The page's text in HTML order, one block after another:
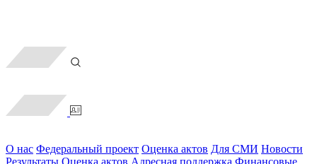
О нас Федеральный проект Оценка актов Для СМИ Новости
Результаты Оценка актов Адресная поддержка Финансовые